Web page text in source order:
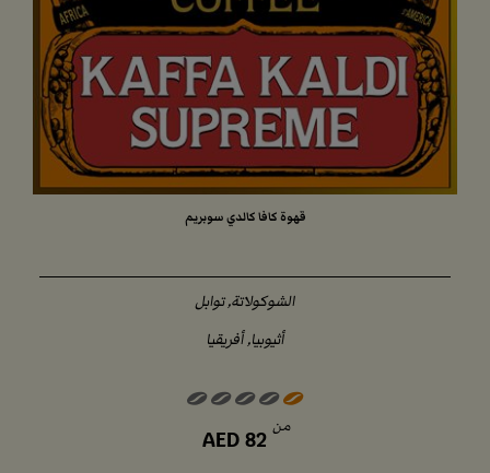
قهوة كافا كالدي سوبريم
الشوكولاتة, توابل
أثيوبيا, أفريقيا
من
AED 82